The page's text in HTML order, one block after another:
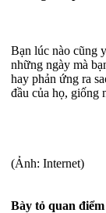
Bạn lúc nào cũng
những ngày mà
hay phản ứng ra
đầu của họ, giống
(Ảnh: Internet)
Bày tỏ quan